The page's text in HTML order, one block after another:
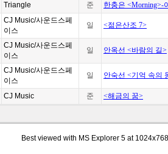
Triangle 준 한충은 <Morning>-
CJ Music/사운드스페
이스
일 <젊은산조 7>
CJ Music/사운드스페
이스
일 안옥선 <바람의 길>
CJ Music/사운드스페
이스
일 안숙선 <기억 속의
CJ Music 준 <해금의 꿈>
Best viewed with MS Explorer 5 at